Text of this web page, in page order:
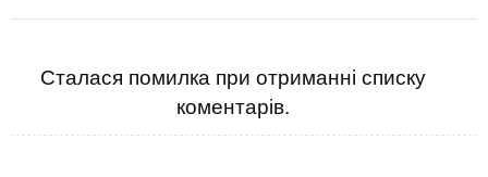
Сталася помилка при отриманні списку
коментарів.